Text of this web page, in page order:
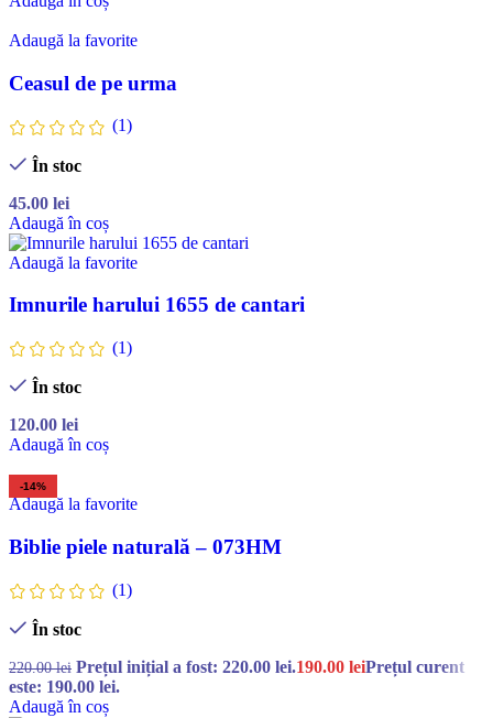
Adaugă la favorite
Ceasul de pe urma
(1)
În stoc
45.00 lei
Adaugă în coș
Adaugă la favorite
Imnurile harului 1655 de cantari
(1)
În stoc
120.00 lei
Adaugă în coș
-14%
Adaugă la favorite
Biblie piele naturală – 073HM
(1)
În stoc
220.00lei Prețul inițial a fost: 220.00 lei.190.00 leiPrețul curent
este: 190.00 lei.
Adaugă în coș